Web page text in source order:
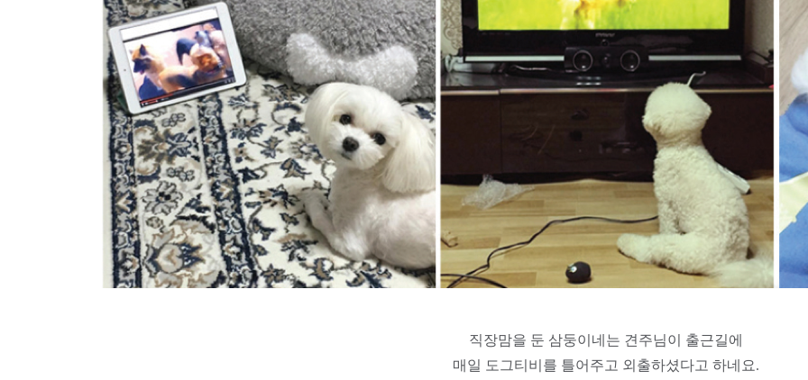
직장맘을 둔 삼둥이네는 견주님이 출근길에
매일 도그티비를 틀어주고 외출하셨다고 하네요.